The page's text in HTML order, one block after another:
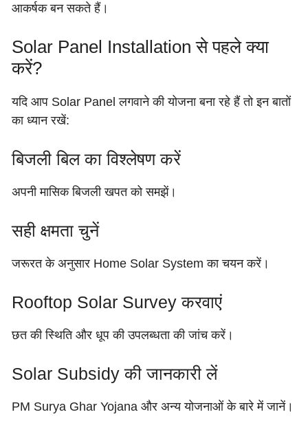
आकर्षक बन सकते हैं।
Solar Panel Installation से पहले क्या
करें?
यदि आप Solar Panel लगवाने की योजना बना रहे हैं तो इन बातों
का ध्यान रखें:
बिजली बिल का विश्लेषण करें
अपनी मासिक बिजली खपत को समझें।
सही क्षमता चुनें
जरूरत के अनुसार Home Solar System का चयन करें।
Rooftop Solar Survey करवाएं
छत की स्थिति और धूप की उपलब्धता की जांच करें।
Solar Subsidy की जानकारी लें
PM Surya Ghar Yojana और अन्य योजनाओं के बारे में जानें।